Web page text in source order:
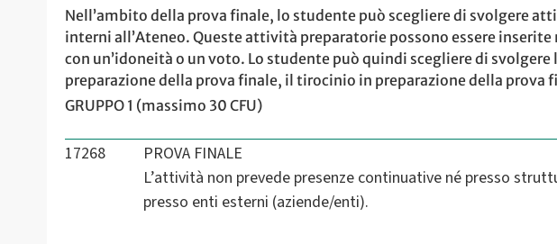
Nell’ambito della prova finale, lo studente può scegliere di svolgere
interni all’Ateneo. Queste attività preparatorie possono essere
con un’idoneità o un voto. Lo studente può quindi scegliere di
preparazione della prova finale, il tirocinio in preparazione della
GRUPPO 1 (massimo 30 CFU)
17268
PROVA FINALE
L’attività non prevede presenze continuative né presso
presso enti esterni (aziende/enti).